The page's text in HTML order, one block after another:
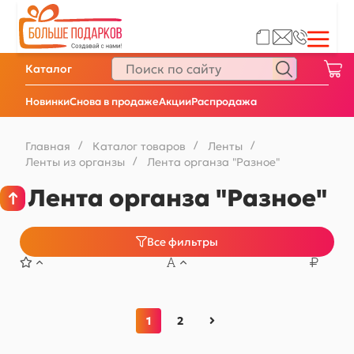
НовинкиСнова в продажеАкцииРаспродажа
Каталог
Главная / Каталог товаров / Ленты /
Ленты из органзы / Лента органза "Разное"
Лента органза "Разное"
Все фильтры
1 2